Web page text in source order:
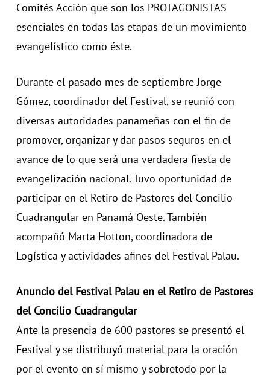
Comités Acción que son los PROTAGONISTAS
esenciales en todas las etapas de un movimiento
evangelístico como éste.
Durante el pasado mes de septiembre Jorge
Gómez, coordinador del Festival, se reunió con
diversas autoridades panameñas con el fin de
promover, organizar y dar pasos seguros en el
avance de lo que será una verdadera fiesta de
evangelización nacional. Tuvo oportunidad de
participar en el Retiro de Pastores del Concilio
Cuadrangular en Panamá Oeste. También
acompañó Marta Hotton, coordinadora de
Logística y actividades afines del Festival Palau.
Anuncio del Festival Palau en el Retiro de Pastores
del Concilio Cuadrangular
Ante la presencia de 600 pastores se presentó el
Festival y se distribuyó material para la oración
por el evento en sí mismo y sobretodo por la